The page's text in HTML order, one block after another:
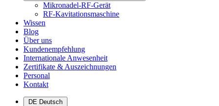
Mikronadel-RF-Gerät
RF-Kavitationsmaschine
Wissen
Blog
Über uns
Kundenempfehlung
Internationale Anwesenheit
Zertifikate & Auszeichnungen
Personal
Kontakt
DE Deutsch